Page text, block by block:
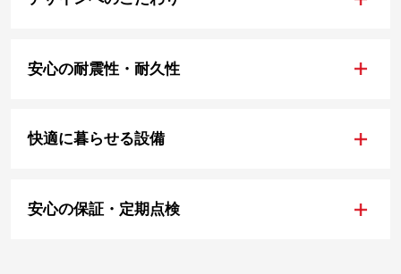
安心の耐震性・耐久性 +
快適に暮らせる設備 +
安心の保証・定期点検 +